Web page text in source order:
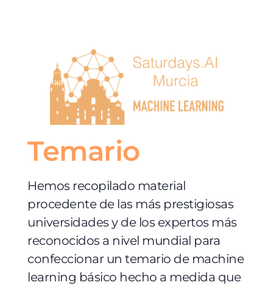
Temario
Hemos recopilado material
procedente de las más prestigiosas
universidades y de los expertos más
reconocidos a nivel mundial para
confeccionar un temario de machine
learning básico hecho a medida que